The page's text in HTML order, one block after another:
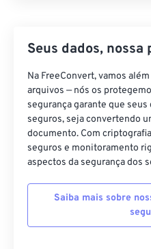
Seus dados,
Na FreeConvert, vamos
arquivos — nós os
segurança garante que
seguros, seja convertendo
documento. Com
seguros e monitoramento
aspectos da segurança dos
Saiba mais sobre